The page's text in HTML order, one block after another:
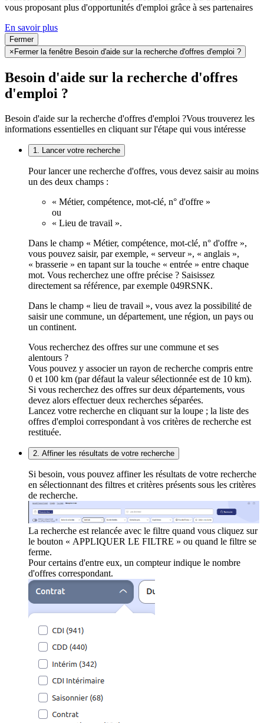
vous proposant plus d'opportunités d'emploi grâce à ses partenaires
En savoir plus
Fermer
× Fermer la fenêtre Besoin d'aide sur la recherche d'offres d'emploi ?
Besoin d'aide sur la recherche d'offres
d'emploi ?
Besoin d'aide sur la recherche d'offres d'emploi ?Vous trouverez les
informations essentielles en cliquant sur l'étape qui vous intéresse
1. Lancer votre recherche
Pour lancer une recherche d'offres, vous devez saisir au moins
un des deux champs :
« Métier, compétence, mot-clé, n° d'offre »
ou
« Lieu de travail ».
Dans le champ « Métier, compétence, mot-clé, n° d'offre »,
vous pouvez saisir, par exemple, « serveur », « anglais »,
« brasserie » en tapant sur la touche « entrée » entre chaque
mot. Vous recherchez une offre précise ? Saisissez
directement sa référence, par exemple 049RSNK.
Dans le champ « lieu de travail », vous avez la possibilité de
saisir une commune, un département, une région, un pays ou
un continent.
Vous recherchez des offres sur une commune et ses
alentours ?
Vous pouvez y associer un rayon de recherche compris entre
0 et 100 km (par défaut la valeur sélectionnée est de 10 km).
Si vous recherchez des offres sur deux départements, vous
devez alors effectuer deux recherches séparées.
Lancez votre recherche en cliquant sur la loupe ; la liste des
offres d'emploi correspondant à vos critères de recherche est
restituée.
2. Affiner les résultats de votre recherche
Si besoin, vous pouvez affiner les résultats de votre recherche
en sélectionnant des filtres et critères présents sous les critères
de recherche.
La recherche est relancée avec le filtre quand vous cliquez sur
le bouton « APPLIQUER LE FILTRE » ou quand le filtre se
ferme.
Pour certains d'entre eux, un compteur indique le nombre
d'offres correspondant.